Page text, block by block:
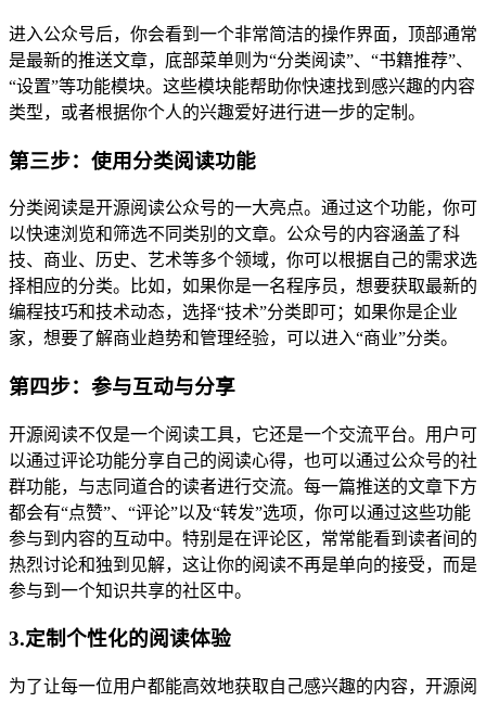
进入公众号后，你会看到一个非常简洁的操作界面，顶部通常
是最新的推送文章，底部菜单则为“分类阅读”、“书籍推荐”、
“设置”等功能模块。这些模块能帮助你快速找到感兴趣的内容
类型，或者根据你个人的兴趣爱好进行进一步的定制。
第三步：使用分类阅读功能
分类阅读是开源阅读公众号的一大亮点。通过这个功能，你可
以快速浏览和筛选不同类别的文章。公众号的内容涵盖了科
技、商业、历史、艺术等多个领域，你可以根据自己的需求选
择相应的分类。比如，如果你是一名程序员，想要获取最新的
编程技巧和技术动态，选择“技术”分类即可；如果你是企业
家，想要了解商业趋势和管理经验，可以进入“商业”分类。
第四步：参与互动与分享
开源阅读不仅是一个阅读工具，它还是一个交流平台。用户可
以通过评论功能分享自己的阅读心得，也可以通过公众号的社
群功能，与志同道合的读者进行交流。每一篇推送的文章下方
都会有“点赞”、“评论”以及“转发”选项，你可以通过这些功能
参与到内容的互动中。特别是在评论区，常常能看到读者间的
热烈讨论和独到见解，这让你的阅读不再是单向的接受，而是
参与到一个知识共享的社区中。
3.定制个性化的阅读体验
为了让每一位用户都能高效地获取自己感兴趣的内容，开源阅